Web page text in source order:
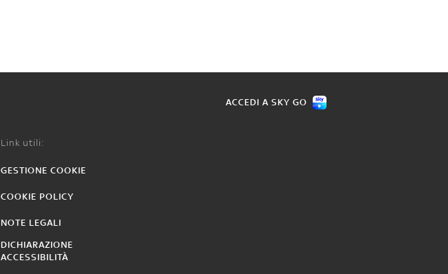
ACCEDI A SKY GO
Link utili:
GESTIONE COOKIE
COOKIE POLICY
NOTE LEGALI
DICHIARAZIONE
ACCESSIBILITÀ